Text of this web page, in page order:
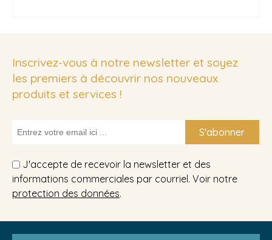
Inscrivez-vous à notre newsletter et soyez
les premiers à découvrir nos nouveaux
produits et services !
S'abonner
J'accepte de recevoir la newsletter et des
informations commerciales par courriel. Voir notre
protection des données.